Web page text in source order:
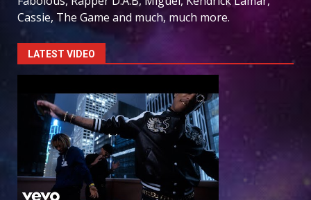
Cassie, The Game and much, much more.
LATEST VIDEO